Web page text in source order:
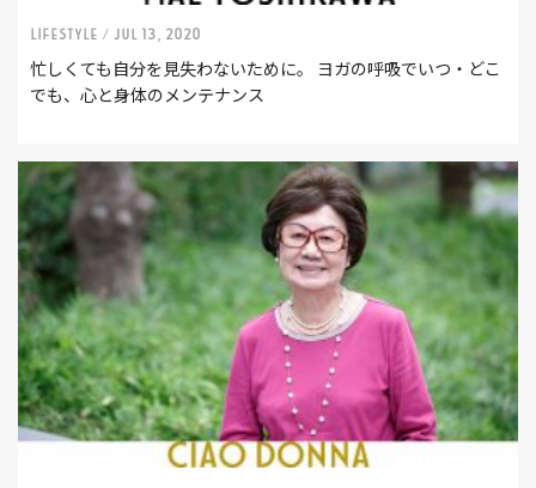
LIFESTYLE / Jul 13, 2020
忙しくても自分を見失わないために。 ヨガの呼吸でいつ・どこ
でも、心と身体のメンテナンス